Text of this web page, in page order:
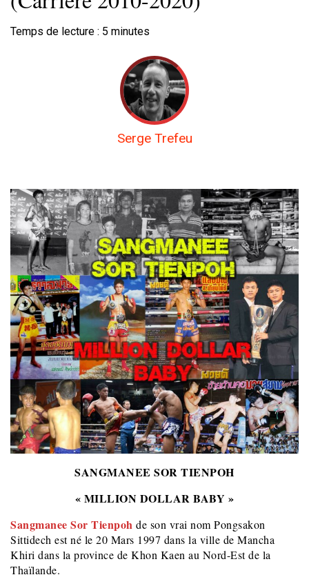
Temps de lecture : 5 minutes
Serge Trefeu
SANGMANEE SOR TIENPOH
« MILLION DOLLAR BABY »
Sangmanee Sor Tienpoh de son vrai nom Pongsakon
Sittidech est né le 20 Mars 1997 dans la ville de Mancha
Khiri dans la province de Khon Kaen au Nord-Est de la
Thaïlande.